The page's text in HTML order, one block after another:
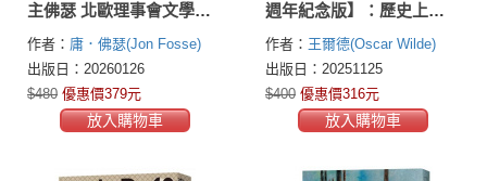
主佛瑟 北歐理事會文學獎
獲獎小說）
作者： 庸．佛瑟(Jon Fosse)
出版日：20260126
$480 優惠價379元
放入購物車
週年紀念版】：歷史上最
偉大的獄中情書，獨家收
錄王爾德珍貴歷史照片
作者： 王爾德(Oscar Wilde)
出版日：20251125
$400 優惠價316元
放入購物車